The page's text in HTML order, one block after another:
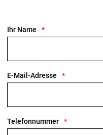
Ihr Name
E-Mail-Adresse
Telefonnummer